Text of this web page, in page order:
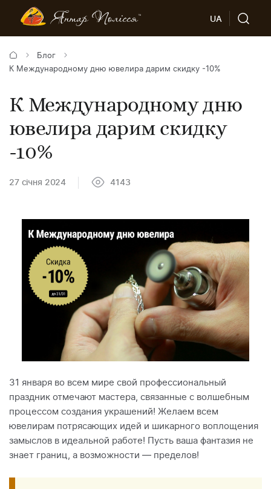
UA
Блог
К Международному дню ювелира дарим скидку -10%
К Международному дню
ювелира дарим скидку
-10%
27 січня 2024 4143
31 января во всем мире свой профессиональный
праздник отмечают мастера, связанные с волшебным
процессом создания украшений! Желаем всем
ювелирам потрясающих идей и шикарного воплощения
замыслов в идеальной работе! Пусть ваша фантазия не
знает границ, а возможности — пределов!